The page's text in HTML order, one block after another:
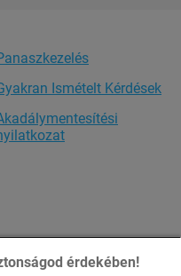
Ismételt Kérdések
érdekében!